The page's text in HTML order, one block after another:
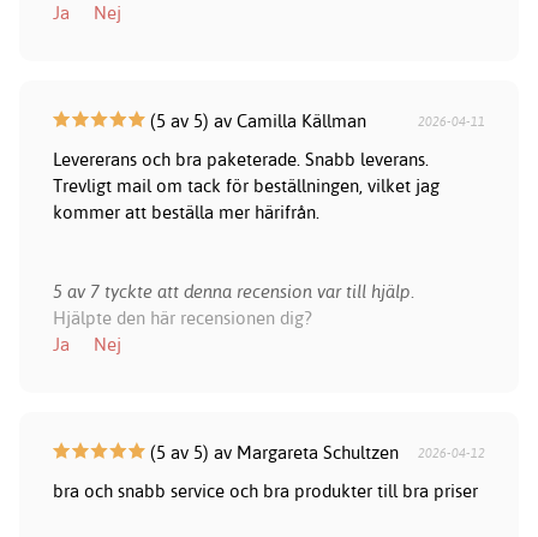
Ja
Nej
(5 av 5) av Camilla Källman 2026-04-11
Levererans och bra paketerade. Snabb leverans.
Trevligt mail om tack för beställningen, vilket jag
kommer att beställa mer härifrån.
5 av 7 tyckte att denna recension var till hjälp.
Hjälpte den här recensionen dig?
Ja
Nej
(5 av 5) av Margareta Schultzen 2026-04-12
bra och snabb service och bra produkter till bra priser